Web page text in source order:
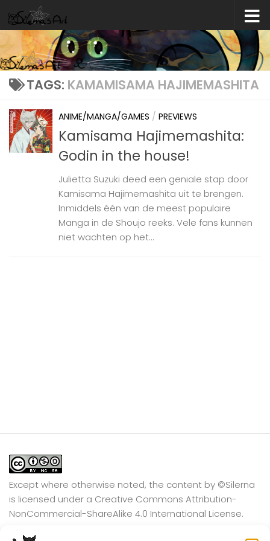
Skip to content
TAGS: KAMAMISAMA HAJIMEMASHITA
ANIME/MANGA/GAMES / PREVIEWS
Kamisama Hajimemashita:
Godin in the house!
Julietta Suzuki deed een geniale stap door
Kamisama Hajimemashita uit te brengen.
Inmiddels één van de meest populaire
Manga in de Shoujo reeks. Vele fans kunnen
niet wachten op het...
Except where otherwise noted, the content by ©Silerna
is licensed under a Creative Commons Attribution-
NonCommercial-ShareAlike 4.0 International License.